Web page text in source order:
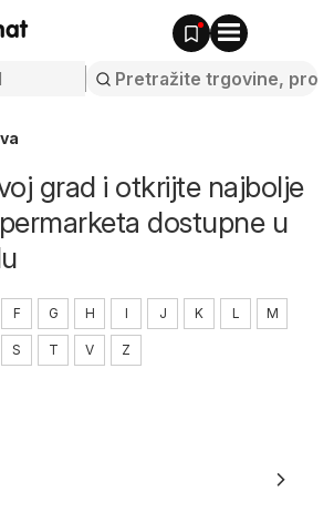
grad i otkrijte najbolje
dostupne u
F G H I J K L M
S T V Z